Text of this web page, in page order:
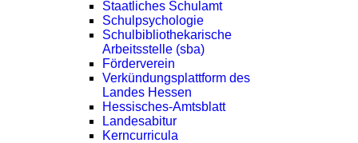
Staatliches Schulamt
Schulpsychologie
Schulbibliothekarische
Arbeitsstelle (sba)
Förderverein
Verkündungsplattform des
Landes Hessen
Hessisches-Amtsblatt
Landesabitur
Kerncurricula